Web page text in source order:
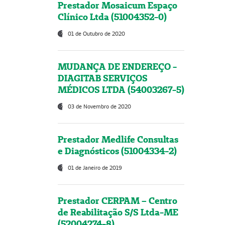
Prestador Mosaicum Espaço
Clínico Ltda (51004352-0)
01 de Outubro de 2020
MUDANÇA DE ENDEREÇO -
DIAGITAB SERVIÇOS
MÉDICOS LTDA (54003267-5)
03 de Novembro de 2020
Prestador Medlife Consultas
e Diagnósticos (51004334-2)
01 de Janeiro de 2019
Prestador CERPAM – Centro
de Reabilitação S/S Ltda-ME